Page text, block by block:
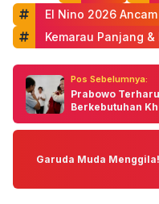
El Nino 2026 Ancam
Kemarau Panjang
Pos Sebelumnya:
Prabowo
Berkebutuhan
Garuda Muda